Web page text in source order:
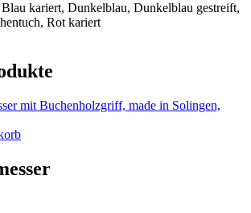
kariert, Dunkelblau, Dunkelblau gestreift,
Rot kariert